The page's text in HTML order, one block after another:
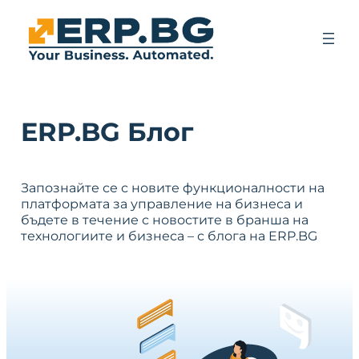
ERP.BG Блог
Запознайте се с новите функционалности на
платформата за управление на бизнеса и
бъдете в течение с новостите в бранша на
технологиите и бизнеса – с блога на ERP.BG